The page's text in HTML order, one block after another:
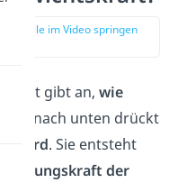
zur Stelle im Video springen
gibt an, wie
nach unten drückt
wird. Sie entsteht
der